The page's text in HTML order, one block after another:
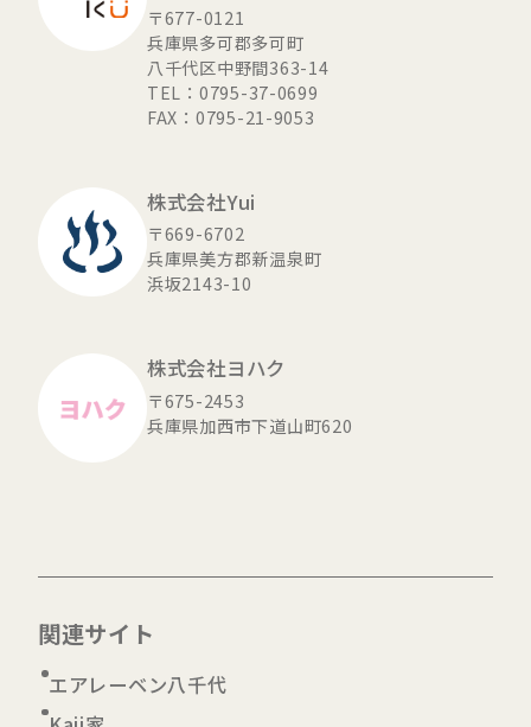
〒677-0121
兵庫県多可郡多可町
八千代区中野間363-14
TEL：0795-37-0699
FAX：0795-21-9053
株式会社Yui
〒669-6702
兵庫県美方郡新温泉町
浜坂2143-10
株式会社ヨハク
〒675-2453
兵庫県加西市下道山町620
関連サイト
エアレーベン八千代